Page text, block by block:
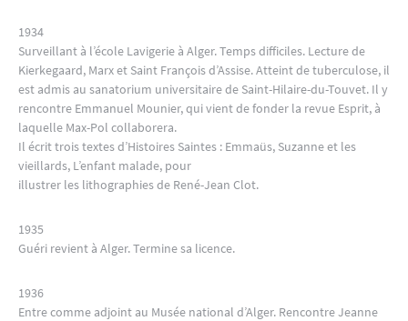
1934
Surveillant à l’école Lavigerie à Alger. Temps difficiles. Lecture de
Kierkegaard, Marx et Saint François d’Assise. Atteint de tuberculose, il
est admis au sanatorium universitaire de Saint-Hilaire-du-Touvet. Il y
rencontre Emmanuel Mounier, qui vient de fonder la revue Esprit, à
laquelle Max-Pol collaborera.
Il écrit trois textes d’Histoires Saintes : Emmaüs, Suzanne et les
vieillards, L’enfant malade, pour
illustrer les lithographies de René-Jean Clot.
1935
Guéri revient à Alger. Termine sa licence.
1936
Entre comme adjoint au Musée national d’Alger. Rencontre Jeanne